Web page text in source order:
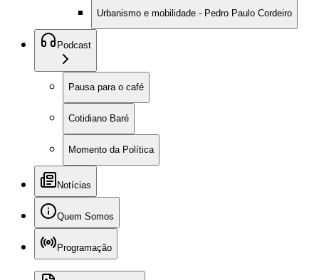
Urbanismo e mobilidade - Pedro Paulo Cordeiro
Podcast
Pausa para o café
Cotidiano Baré
Momento da Política
Notícias
Quem Somos
Programação